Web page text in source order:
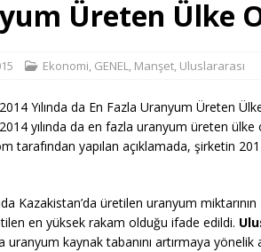
MANŞET
MANŞET
[ 05/08/2026 ] Gökyüzü Meraklıları Topuklu
Üreten Ülke
Ekonomi, GENEL, Manşet, Uluslararası
Yılında da En Fazla Uranyum Üreten
yılında da en fazla uranyum üreten
tarafından yapılan açıklamada, şirketin
Kazakistan’da üretilen uranyum
en yüksek rakam olduğu ifade edildi.
uranyum kaynak tabanını artırmaya